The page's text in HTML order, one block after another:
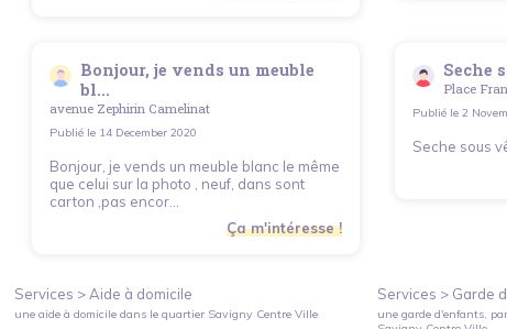
Bonjour, je vends un meuble
bl...
avenue Zephirin Camelinat
Publié le 14 December 2020
Bonjour, je vends un meuble blanc le même
que celui sur la photo , neuf, dans sont
carton ,pas encor...
Ça m'intéresse !
Seche
Place
Publié le 2
Seche sous
Services > Aide à domicile
une aide à domicile dans le quartier Savigny Centre Ville
Services > Garde
une garde d'enfants,